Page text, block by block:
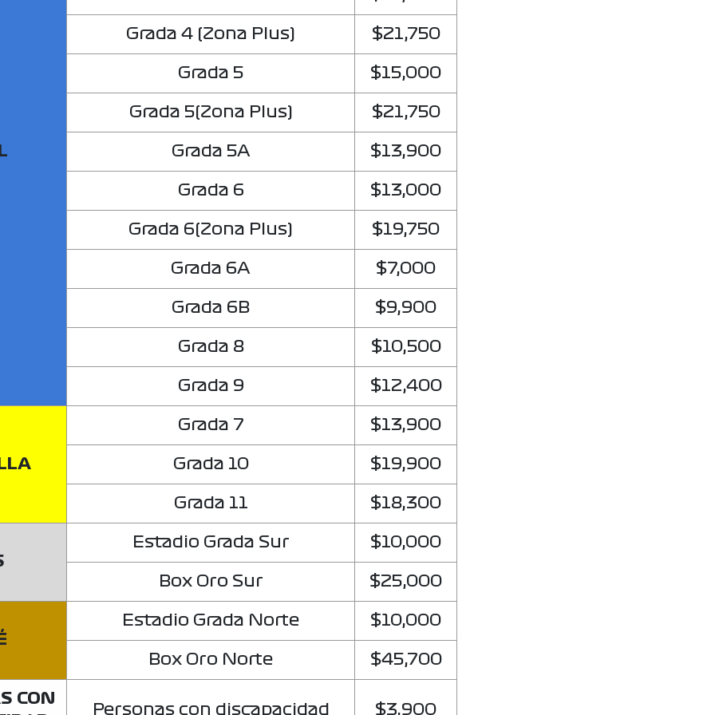
Grada 4 (Zona Plus) $21,750
Grada 5 $15,000
Grada 5(Zona Plus) $21,750
Grada 5A $13,900
Grada 6 $13,000
Grada 6(Zona Plus) $19,750
Grada 6A $7,000
Grada 6B $9,900
Grada 8 $10,500
Grada 9 $12,400
Grada 7 $13,900
Grada 10 $19,900
Grada 11 $18,300
Estadio Grada Sur $10,000
Box Oro Sur $25,000
Estadio Grada Norte $10,000
Box Oro Norte $45,700
CON
Personas con discapacidad $3,900